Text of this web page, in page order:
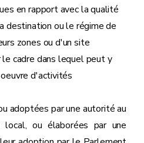
en rapport avec la qualité
destination ou le régime de
zones ou d'un site
cadre dans lequel peut y
d'activités
adoptées par une autorité au
local, ou élaborées par une